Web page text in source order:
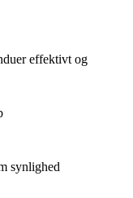
effektivt og
synlighed